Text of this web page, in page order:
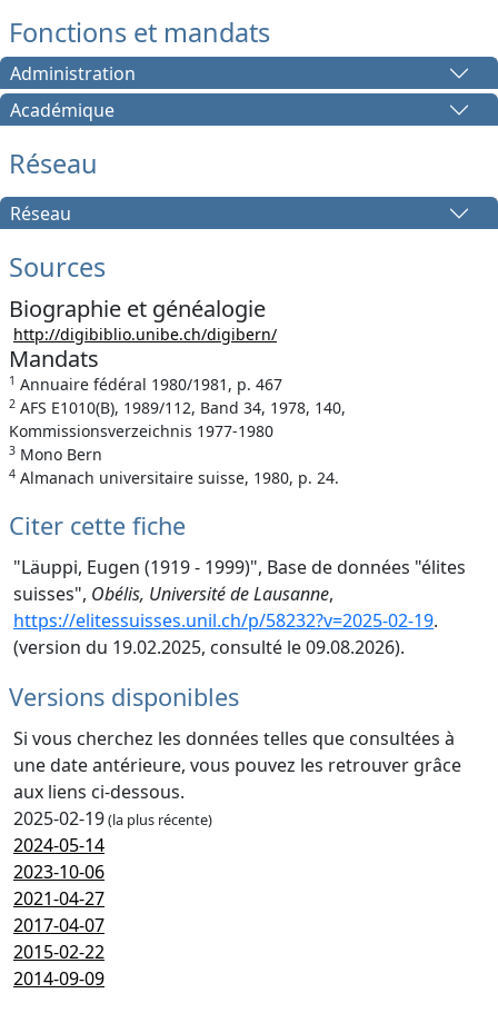
Fonctions et mandats
Administration
Académique
Réseau
Réseau
Sources
Biographie et généalogie
http://digibiblio.unibe.ch/digibern/
Mandats
1 Annuaire fédéral 1980/1981, p. 467
2 AFS E1010(B), 1989/112, Band 34, 1978, 140,
Kommissionsverzeichnis 1977-1980
3 Mono Bern
4 Almanach universitaire suisse, 1980, p. 24.
Citer cette fiche
"Läuppi, Eugen (1919 - 1999)", Base de données "élites
suisses", Obélis, Université de Lausanne,
https://elitessuisses.unil.ch/p/58232?v=2025-02-19.
(version du 19.02.2025, consulté le 09.08.2026).
Versions disponibles
Si vous cherchez les données telles que consultées à
une date antérieure, vous pouvez les retrouver grâce
aux liens ci-dessous.
2025-02-19(la plus récente)
2024-05-14
2023-10-06
2021-04-27
2017-04-07
2015-02-22
2014-09-09